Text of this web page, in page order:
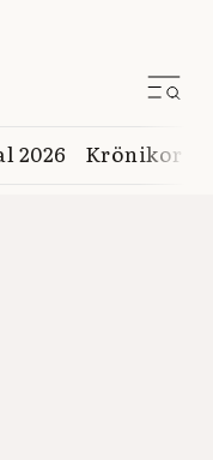
2026 Krönikor